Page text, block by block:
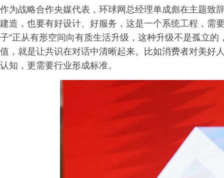
作为战略合作央媒代表，环球网总经理单成彪在主题致
建造，也要有好设计、好服务，这是一个系统工程，需
子”正从有形空间向有质生活升级，这种升级不是孤立
值，就是让共识在对话中清晰起来。比如消费者对美好
认知，更需要行业形成标准。